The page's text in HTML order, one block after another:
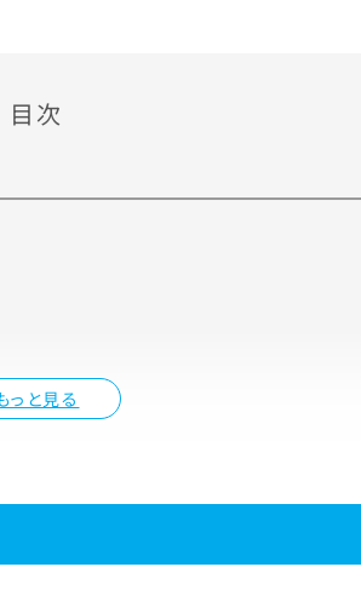
目次
っと見る